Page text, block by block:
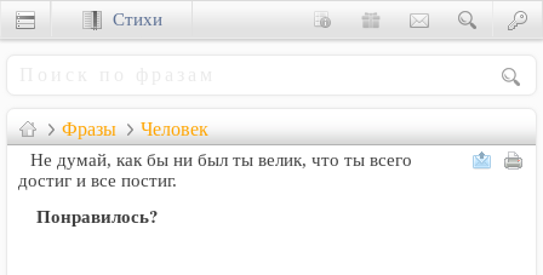
Фразы Человек
Не думай, как бы ни был ты велик, что ты всего
достиг и все постиг.
Понравилось?
Стихи